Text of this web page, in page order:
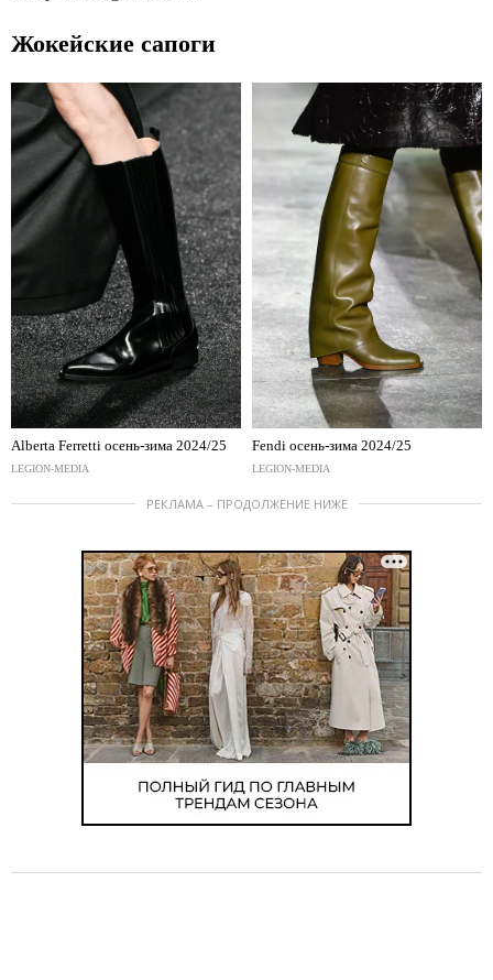
Жокейские сапоги
Alberta Ferretti осень-зима 2024/25
LEGION-MEDIA
Fendi осень-зима 2024/25
LEGION-MEDIA
РЕКЛАМА – ПРОДОЛЖЕНИЕ НИЖЕ